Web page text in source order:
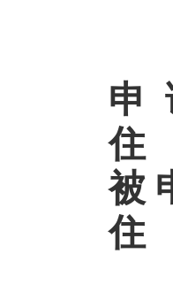
申
住
被
住